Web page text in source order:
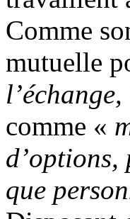
Comme
mutuelle
comme «
d’options,
que